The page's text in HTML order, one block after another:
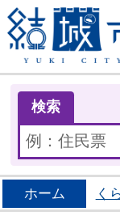
検索
ホーム く